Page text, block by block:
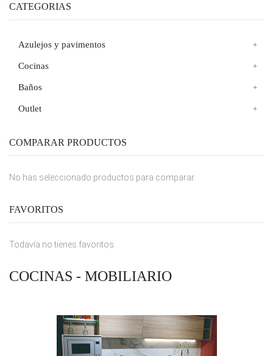
CATEGORIAS
Azulejos y pavimentos
Cocinas
Baños
Outlet
COMPARAR PRODUCTOS
No has seleccionado productos para comparar.
FAVORITOS
Todavía no tienes favoritos.
COCINAS - MOBILIARIO